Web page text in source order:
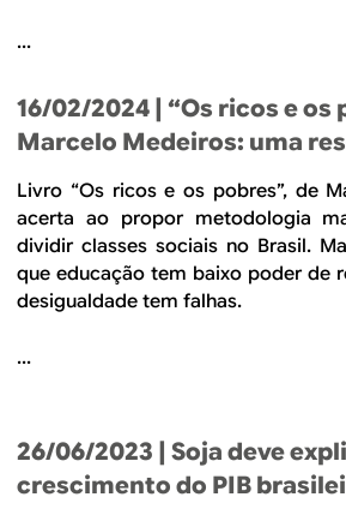
...
16/02/2024 | “Os ricos e os
Marcelo Medeiros: uma
Livro “Os ricos e os pobres”, de
acerta ao propor metodologia
dividir classes sociais no Brasil.
que educação tem baixo poder de
desigualdade tem falhas.
...
26/06/2023 | Soja deve
crescimento do PIB